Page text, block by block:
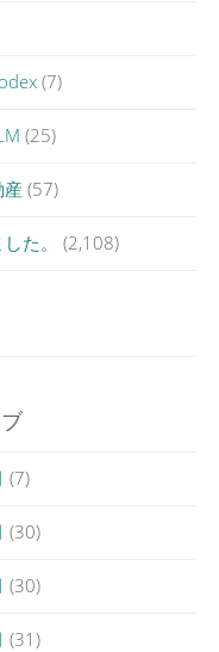
(7)
(25)
(57)
た。 (2,108)
(7)
(30)
(30)
(31)